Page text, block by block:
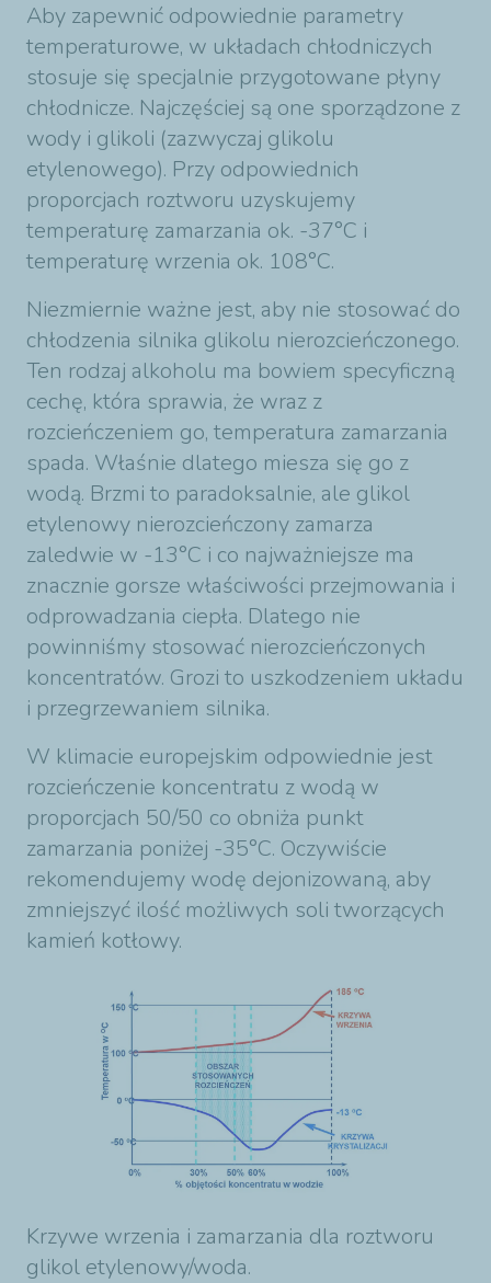
Aby zapewnić odpowiednie parametry
temperaturowe, w układach chłodniczych
stosuje się specjalnie przygotowane płyny
chłodnicze. Najczęściej są one sporządzone z
wody i glikoli (zazwyczaj glikolu
etylenowego). Przy odpowiednich
proporcjach roztworu uzyskujemy
temperaturę zamarzania ok. -37°C i
temperaturę wrzenia ok. 108°C.
Niezmiernie ważne jest, aby nie stosować do
chłodzenia silnika glikolu nierozcieńczonego.
Ten rodzaj alkoholu ma bowiem specyficzną
cechę, która sprawia, że wraz z
rozcieńczeniem go, temperatura zamarzania
spada. Właśnie dlatego miesza się go z
wodą. Brzmi to paradoksalnie, ale glikol
etylenowy nierozcieńczony zamarza
zaledwie w -13°C i co najważniejsze ma
znacznie gorsze właściwości przejmowania i
odprowadzania ciepła. Dlatego nie
powinniśmy stosować nierozcieńczonych
koncentratów. Grozi to uszkodzeniem układu
i przegrzewaniem silnika.
W klimacie europejskim odpowiednie jest
rozcieńczenie koncentratu z wodą w
proporcjach 50/50 co obniża punkt
zamarzania poniżej -35°C. Oczywiście
rekomendujemy wodę dejonizowaną, aby
zmniejszyć ilość możliwych soli tworzących
kamień kotłowy.
Krzywe wrzenia i zamarzania dla roztworu
glikol etylenowy/woda.